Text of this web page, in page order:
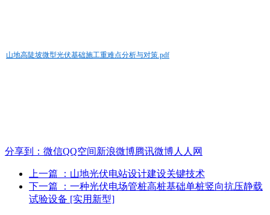
山地高陡坡微型光伏基础施工重难点分析与对策.pdf
分享到： 微信QQ空间新浪微博腾讯微博人人网
上一篇
：山地光伏电站设计建设关键技术
下一篇
：一种光伏电场管桩高桩基础单桩竖向抗压静载
试验设备 [实用新型]